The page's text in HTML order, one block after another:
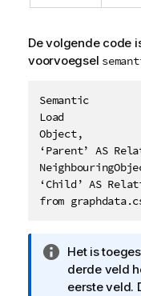
De volgende code
voorvoegsel
Semantic
Load
Object,
‘Parent’ AS
‘Child’ AS
from
I
n
f
Het is
derde veld
eerste veld.